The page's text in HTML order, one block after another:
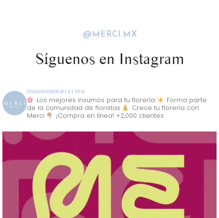
@MERCI.MX
Síguenos en Instagram
insumosmerci.mx
Los mejores insumos para tu florería
Forma parte
de la comunidad de floristas
Crece tu florería con
Merci
¡Compra en línea! +2,000 clientes